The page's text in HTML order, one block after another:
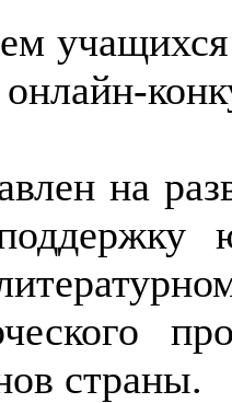
учащихся
онлайн-
на
страны.